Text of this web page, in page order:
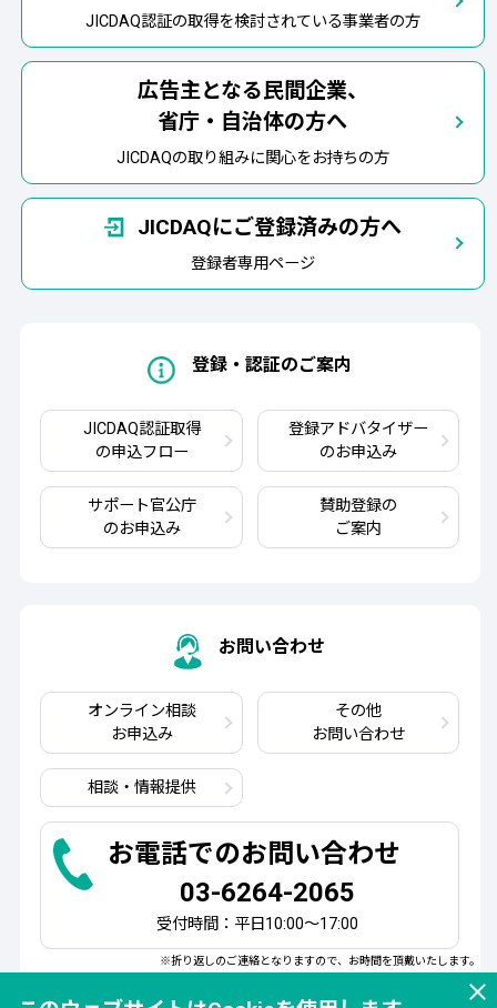
JICDAQ認証の取得を検討されている事業者の方
広告主となる民間企業、
省庁・自治体の方へ
JICDAQの取り組みに関心をお持ちの方
JICDAQにご登録済みの方へ
登録者専用ページ
登録・認証のご案内
JICDAQ認証取得
の申込フロー
登録アドバタイザー
のお申込み
サポート官公庁
のお申込み
賛助登録の
ご案内
お問い合わせ
オンライン相談
お申込み
その他
お問い合わせ
相談・情報提供
お電話でのお問い合わせ
03-6264-2065
受付時間：平日10:00～17:00
※折り返しのご連絡となりますので、お時間を頂戴いたします。